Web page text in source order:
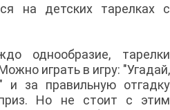
на детских тарелках с
однообразие, тарелки
играть в игру: "Угадай,
за правильную отгадку
приз. Но не стоит с этим